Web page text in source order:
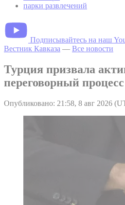
парки развлечений
Подписывайтесь на наш
Вестник Кавказа — Все новости
Турция призвала
переговорный
Опубликовано: 21:58, 8 авг 2026